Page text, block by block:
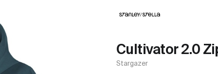
Cultivator 2.0
Stargazer